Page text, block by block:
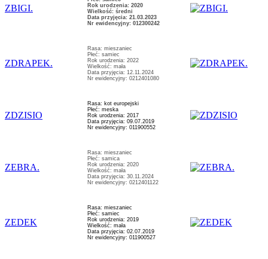
ZBIGI.
Rok urodzenia: 2020
Wielkość: średni
Data przyjęcia: 21.03.2023
Nr ewidencyjny: 012300242
ZDRAPEK.
Rasa: mieszaniec
Płeć: samiec
Rok urodzenia: 2022
Wielkość: mała
Data przyjęcia: 12.11.2024
Nr ewidencyjny: 0212401080
ZDZISIO
Rasa: kot europejski
Płeć: meska
Rok urodzenia: 2017
Data przyjęcia: 09.07.2019
Nr ewidencyjny: 011900552
ZEBRA.
Rasa: mieszaniec
Płeć: samica
Rok urodzenia: 2020
Wielkość: mała
Data przyjęcia: 30.11.2024
Nr ewidencyjny: 0212401122
ZEDEK
Rasa: mieszaniec
Płeć: samiec
Rok urodzenia: 2019
Wielkość: mała
Data przyjęcia: 02.07.2019
Nr ewidencyjny: 011900527